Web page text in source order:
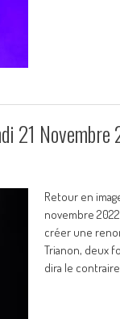
21
Retour en
novembre
créer une
Trianon, deux
dira le